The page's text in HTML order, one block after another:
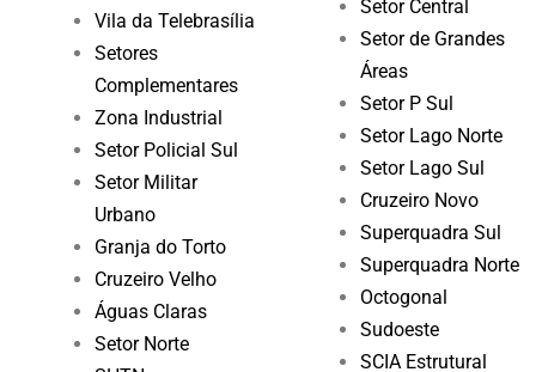
Vila da Telebrasília
Setores
Complementares
Zona Industrial
Setor Policial Sul
Setor Militar
Urbano
Granja do Torto
Cruzeiro Velho
Águas Claras
Setor Norte
Setor Central
Setor de Grandes
Áreas
Setor P Sul
Setor Lago Norte
Setor Lago Sul
Cruzeiro Novo
Superquadra Sul
Superquadra Norte
Octogonal
Sudoeste
SCIA Estrutural